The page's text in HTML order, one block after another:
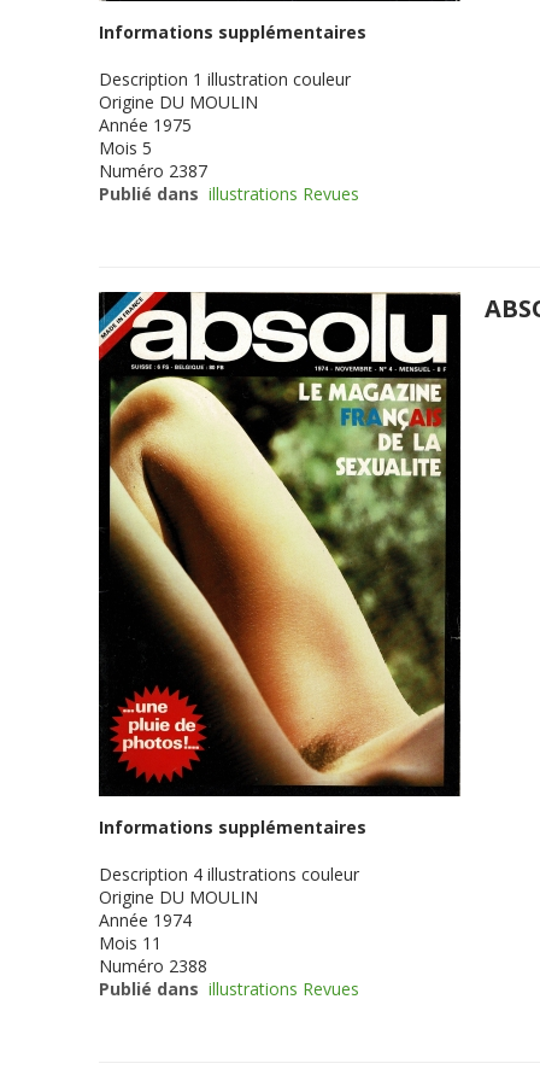
Informations supplémentaires
Description 1 illustration couleur
Origine DU MOULIN
Année 1975
Mois 5
Numéro 2387
Publié dans illustrations Revues
Informations supplémentaires
Description 4 illustrations couleur
Origine DU MOULIN
Année 1974
Mois 11
Numéro 2388
Publié dans illustrations Revues